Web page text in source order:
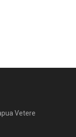
Vetere